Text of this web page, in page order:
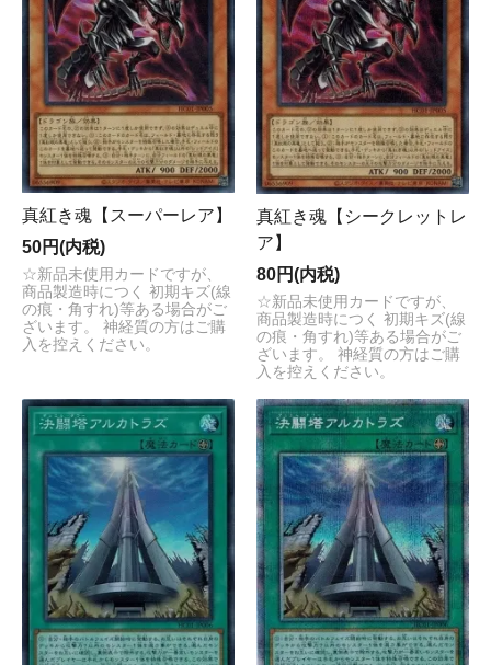
真紅き魂【スーパーレア】
50円(内税)
☆新品未使用カードですが、
商品製造時につく 初期キズ(線
の痕・角すれ)等ある場合がご
ざいます。 神経質の方はご購
入を控えください。
真紅き魂【シークレットレ
ア】
80円(内税)
☆新品未使用カードですが、
商品製造時につく 初期キズ(線
の痕・角すれ)等ある場合がご
ざいます。 神経質の方はご購
入を控えください。